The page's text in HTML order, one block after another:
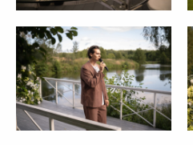
РАССКАЖИТЕ НАМ
О СВОЕЙ МЕЧТЕ
ОСТАВЬТЕ ЗАЯВКУ